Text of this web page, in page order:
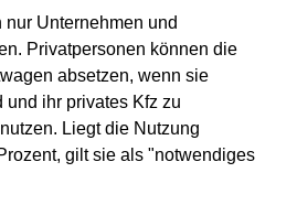
Unternehmen und
Privatpersonen können die
absetzen, wenn sie
ihr privates Kfz zu
Liegt die Nutzung
gilt sie als "notwendiges